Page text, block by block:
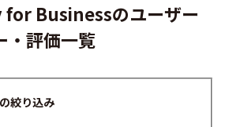
for Businessのユーザー
・評価一覧
絞り込み